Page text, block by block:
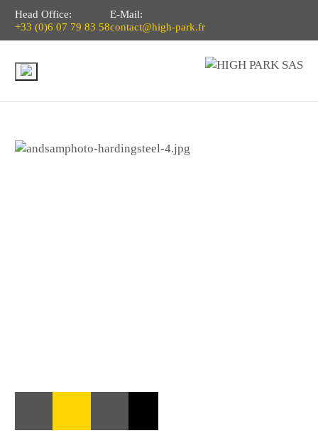
Head Office:
+33 (0)6 07 79 83 58
E-Mail:
contact@high-park.fr